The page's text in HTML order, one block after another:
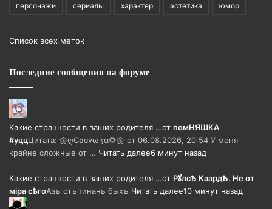
персонажи сериалы характер эстетика юмор
Список всех меток
Последние сообщения на форуме
Какие странности в ваших родителя …от помНЯШКА
#уццЦитата: 🌼ღСσɞγωӄα🌻🌼 от 06.08.2026, 20:54 У меня
крайне сложные от … Читать далее6 минут назад
Какие странности в ваших родителя …от РꙋлсѢ КаардѢ. Не от
мiра сѣгоАзъ отъпинанъ быхъ Читать далее10 минут назад